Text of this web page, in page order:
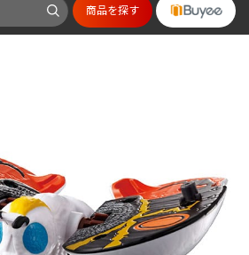
商品を探す